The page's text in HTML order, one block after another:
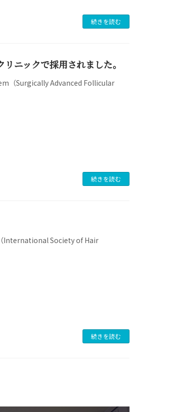
続きを読む
ニックで採用されました。
（Surgically Advanced Follicular
続きを読む
International Society of Hair
続きを読む